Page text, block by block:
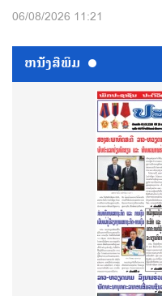
06/08/2026 11:21
ຫນ້ັງສືພິມ